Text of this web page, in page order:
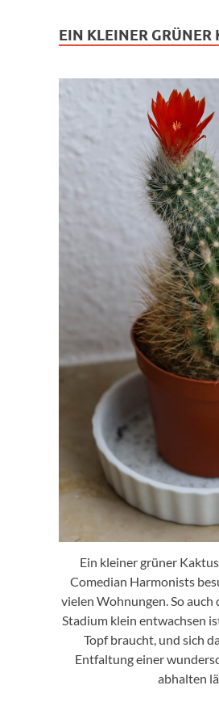
EIN KLEINER GRÜNER
Ein kleiner grüner
Comedian Harmonists
vielen Wohnungen. So auch
Stadium klein entwachsen
Topf braucht, und sich
Entfaltung einer
abhalten